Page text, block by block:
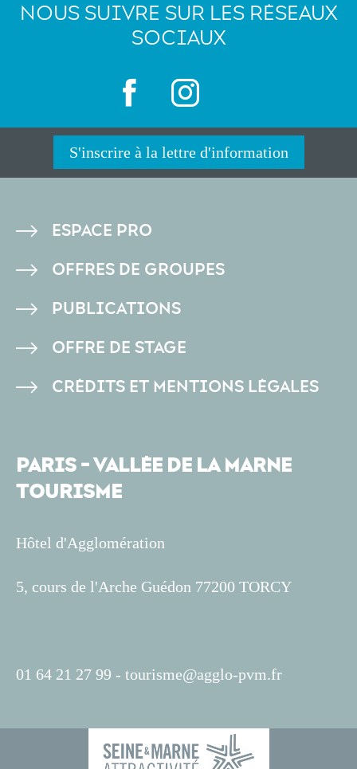
NOUS SUIVRE SUR LES RÉSEAUX
SOCIAUX
S'inscrire à la lettre d'information
PIED
DE
ESPACE PRO
OFFRES DE GROUPES
PUBLICATIONS
OFFRE DE STAGE
CRÉDITS ET MENTIONS LÉGALES
PARIS - VALLÉE DE LA MARNE
TOURISME
Hôtel d'Agglomération
5, cours de l'Arche Guédon 77200 TORCY
01 64 21 27 99 - tourisme@agglo-pvm.fr